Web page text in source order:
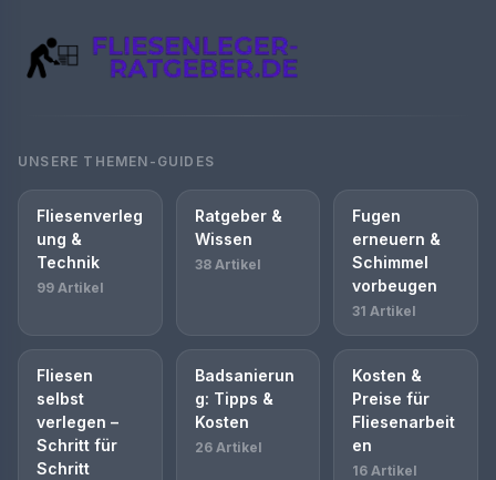
UNSERE THEMEN-GUIDES
Fliesenverleg
ung &
Technik
99 Artikel
Ratgeber &
Wissen
38 Artikel
Fugen
erneuern &
Schimmel
vorbeugen
31 Artikel
Fliesen
selbst
verlegen –
Schritt für
Schritt
Badsanierun
g: Tipps &
Kosten
26 Artikel
Kosten &
Preise für
Fliesenarbeit
en
16 Artikel